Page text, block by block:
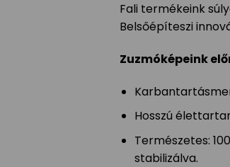
Fali termékeink
Belsőépíteszi
Zuzmóképeink
Hosszú
Természetes:
stabilizálva.